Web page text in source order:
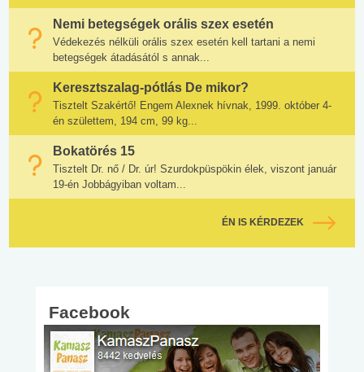
Nemi betegségek orális szex esetén
Védekezés nélküli orális szex esetén kell tartani a nemi
betegségek átadásától s annak...
Keresztszalag-pótlás De mikor?
Tisztelt Szakértő! Engem Alexnek hívnak, 1999. október 4-
én születtem, 194 cm, 99 kg...
Bokatörés 15
Tisztelt Dr. nő / Dr. úr! Szurdokpüspökin élek, viszont január
19-én Jobbágyiban voltam...
ÉN IS KÉRDEZEK
Facebook